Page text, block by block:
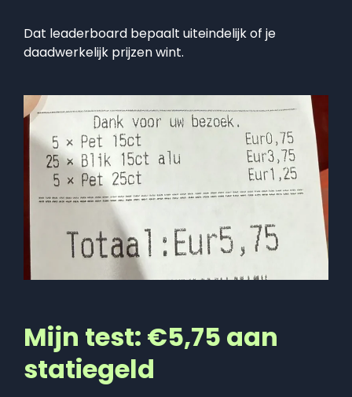
Dat leaderboard bepaalt uiteindelijk of je
daadwerkelijk prijzen wint.
Mijn test: €5,75 aan
statiegeld